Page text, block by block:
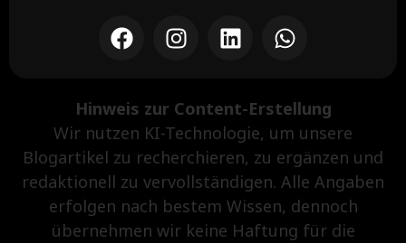
Hinweis zur Content-Erstellung
Wir nutzen KI-Technologie, um unsere
Blogartikel zu recherchieren, zu ergänzen und
redaktionell zu vervollständigen. Alle Angaben
erfolgen nach bestem Wissen, dennoch
übernehmen wir keine Haftung für die